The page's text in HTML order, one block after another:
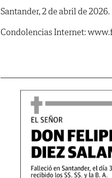
Santander, 2 de abril de 2026.
Condolencias Internet: